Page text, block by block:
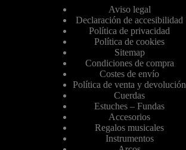
Aviso legal
Declaración de accesibilidad
Política de privacidad
Política de cookies
Sitemap
Condiciones de compra
Costes de envío
Política de venta y devolución
Cuerdas
Estuches – Fundas
Accesorios
Regalos musicales
Instrumentos